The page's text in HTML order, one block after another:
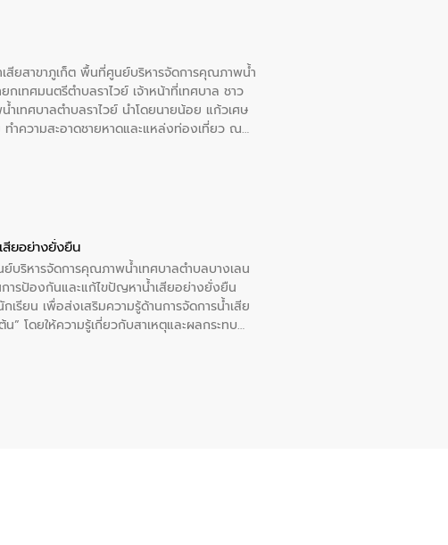
สียสาขาภูเก็ต พื้นที่ศูนย์บริหารจัดการคุณภาพน้ำ
กเทศมนตรีตำบลราไวย์ เจ้าหน้าที่เทศบาล ชาว
เทศบาลตำบลราไวย์ นำโดยนายน้อย แก้วเศษ
ำความสะอาดชายหาดและแหล่งท่องเที่ยว ณ
สียอย่างยั่งยืน
บริหารจัดการคุณภาพน้ำเทศบาลตำบลบางเลน
ารป้องกันและแก้ไขปัญหาน้ำเสียอย่างยั่งยืน
รียน เพื่อส่งเสริมความรู้ด้านการจัดการน้ำเสีย
” โดยให้ความรู้เกี่ยวกับสาเหตุและผลกระทบ
น ณ เทศบาลตำบลบางเลน จังหวัดนครปฐม